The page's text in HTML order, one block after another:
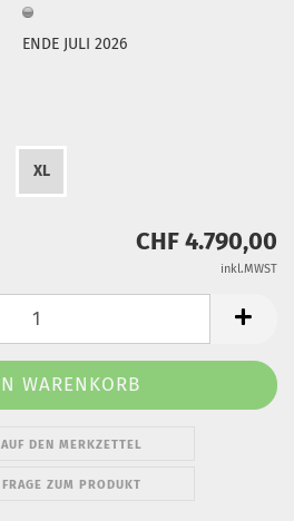
ENDE JULI 2026
XL
CHF 4.790,00
inkl.MWST
AUF DEN MERKZETTEL
FRAGE ZUM PRODUKT